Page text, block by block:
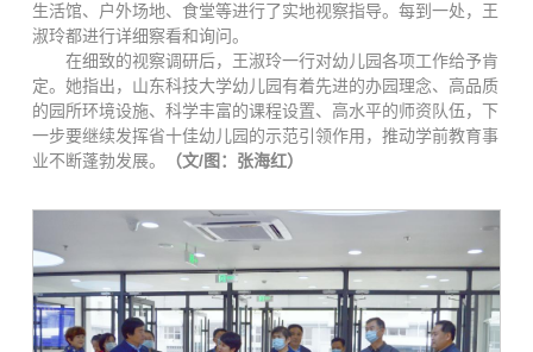
生活馆、户外场地、食堂等进行了实地视察指导。每到一处，王
淑玲都进行详细察看和询问。
在细致的视察调研后，王淑玲一行对幼儿园各项工作给予肯
定。她指出，山东科技大学幼儿园有着先进的办园理念、高品质
的园所环境设施、科学丰富的课程设置、高水平的师资队伍，下
一步要继续发挥省十佳幼儿园的示范引领作用，推动学前教育事
业不断蓬勃发展。
（文/图：张海红）